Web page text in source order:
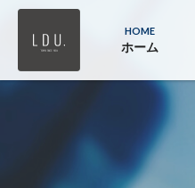
HOME
ホーム